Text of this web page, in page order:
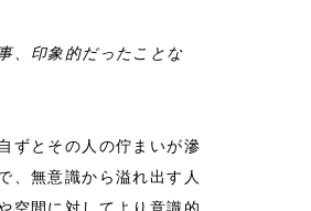
、印象的だったことな
ずとその人の佇まいが滲
、無意識から溢れ出す人